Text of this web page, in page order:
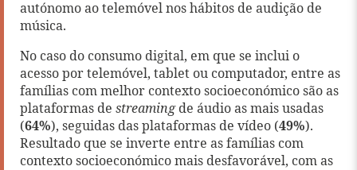
autónomo ao telemóvel nos hábitos de audição de
música.
No caso do consumo digital, em que se inclui o
acesso por telemóvel, tablet ou computador, entre as
famílias com melhor contexto socioeconómico são as
plataformas de streamingde áudio as mais usadas
(64%), seguidas das plataformas de vídeo (49%).
Resultado que se inverte entre as famílias com
contexto socioeconómico mais desfavorável, com as